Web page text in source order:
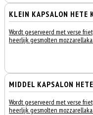
KLEIN KAPSALON HETE
Wordt geserveerd met verse
heerlijk gesmolten
MIDDEL KAPSALON
Wordt geserveerd met verse
heerlijk gesmolten